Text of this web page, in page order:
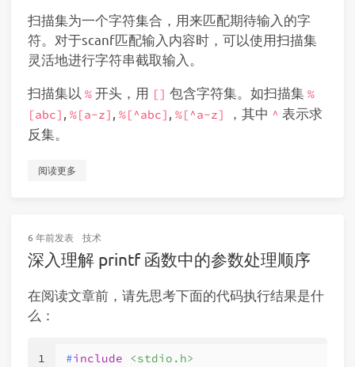
扫描集为一个字符集合，用来匹配期待输入的字
符。对于scanf匹配输入内容时，可以使用扫描集
灵活地进行字符串截取输入。
扫描集以 % 开头，用 [] 包含字符集。如扫描集 %
[abc]
%[a-z] %[^abc] %[^a-z] ，其中 ^ 表示求
反集。
阅读更多
6 年前发表 技术
深入理解 printf 函数中的参数处理顺序
在阅读文章前，请先思考下面的代码执行结果是什
么：
1 #include <stdio.h>